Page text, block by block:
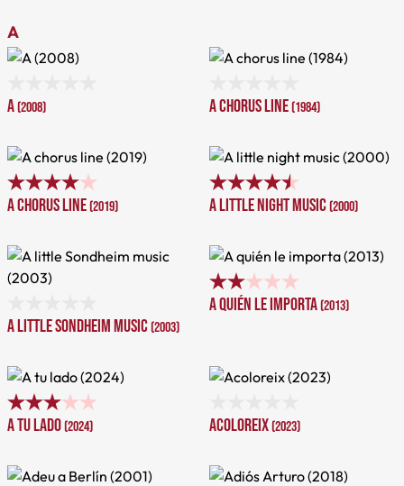
A
A(2008) A chorus line(1984)
A chorus line(2019) A little night music(2000)
A little Sondheim music(2003)
A quién le importa(2013)
A tu lado(2024) Acoloreix(2023)